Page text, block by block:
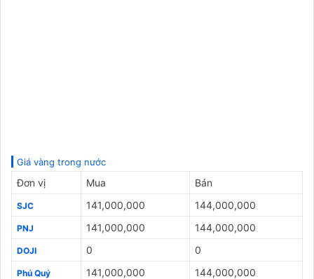
Giá vàng trong nước
Đơn vị Mua Bán
SJC 141,000,000 144,000,000
PNJ 141,000,000 144,000,000
DOJI 0 0
Phú Quý 141,000,000 144,000,000